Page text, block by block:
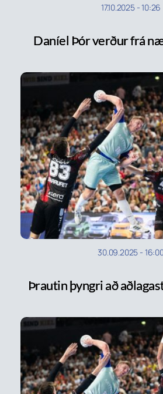
17.10.2025-10:26
Daníel Þór verður frá
30.09.2025 -
Þrautin þyngri að